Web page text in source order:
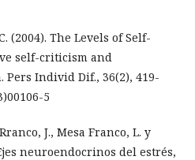
(2004). The Levels of Self-
self-criticism and
Individ Dif., 36(2), 419-
5
J., Mesa Franco, L. y
neuroendocrinos del estrés,